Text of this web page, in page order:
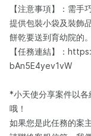
【注意事項】：需手
提供包裝小袋及裝飾
餅乾要送到育幼院的。
【任務連結】：
bAn5E4yev1vW
*小天使分享案件以
哦！
如果您是此任務的案